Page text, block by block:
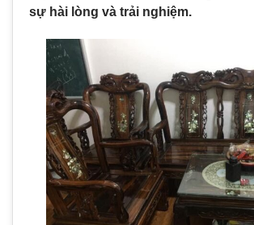
sự hài lòng và trải nghiệm.